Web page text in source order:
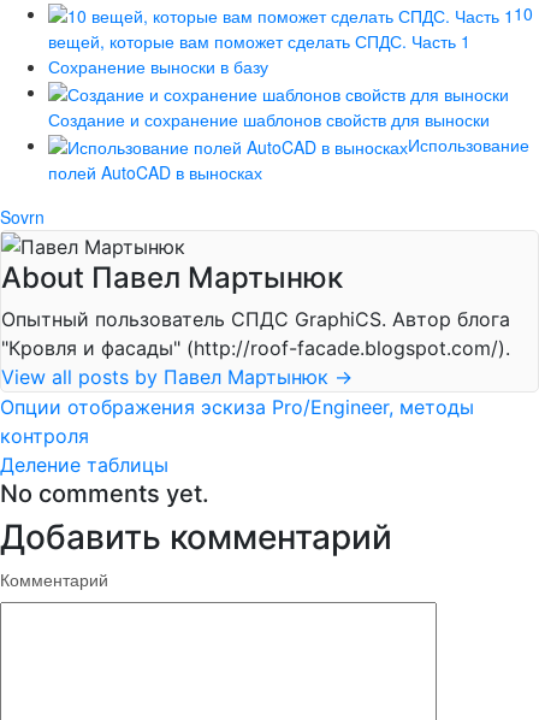
10
вещей, которые вам поможет сделать СПДС. Часть 1
Сохранение выноски в базу
Создание и сохранение шаблонов свойств для выноски
Использование
полей AutoCAD в выносках
Sovrn
About Павел Мартынюк
Опытный пользователь СПДС GraphiCS. Автор блога
"Кровля и фасады" (http://roof-facade.blogspot.com/).
View all posts by Павел Мартынюк →
Опции отображения эскиза Pro/Engineer, методы
контроля
Деление таблицы
No comments yet.
Добавить комментарий
Комментарий